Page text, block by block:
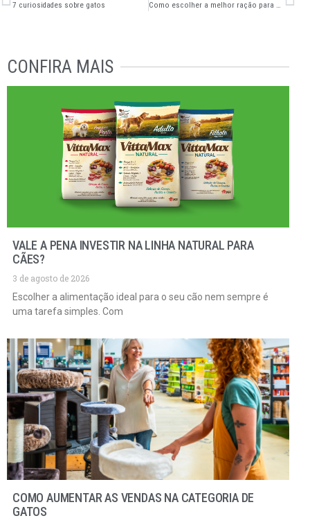
7 curiosidades sobre gatos Como escolher a melhor ração para gato?
CONFIRA MAIS
VALE A PENA INVESTIR NA LINHA NATURAL PARA
CÃES?
3 de agosto de 2026
Escolher a alimentação ideal para o seu cão nem sempre é
uma tarefa simples. Com
COMO AUMENTAR AS VENDAS NA CATEGORIA DE
GATOS